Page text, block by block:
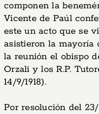
componen la
Vicente de Paúl
este un acto que se
asistieron la mayoría
la reunión el obispo
Orzali y los R.P.
14/9/1918).
Por resolución del